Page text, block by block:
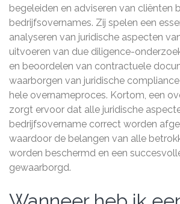
begeleiden en adviseren van cliënten
bedrijfsovernames. Zij spelen een
analyseren van juridische aspecten
uitvoeren van due diligence-
en beoordelen van contractuele
waarborgen van juridische
hele overnameproces. Kortom, een
zorgt ervoor dat alle juridische
bedrijfsovername correct worden
waardoor de belangen van alle
worden beschermd en een
gewaarborgd.